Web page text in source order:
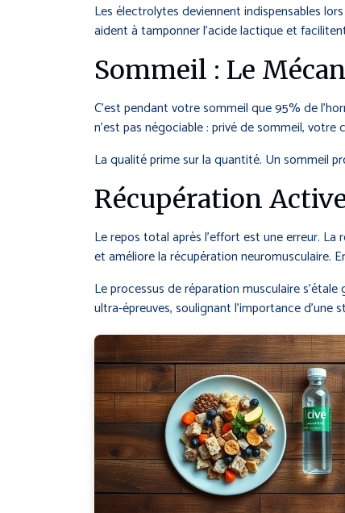
Les électrolytes deviennent indispensables
aident à tamponner l’acide lactique et
Sommeil : Le
C’est pendant votre sommeil que 95% de
n’est pas négociable : privé de sommeil,
La qualité prime sur la quantité. Un sommeil
Récupération
Le repos total après l’effort est une erreur.
et améliore la récupération neuromusculaire.
Le processus de réparation musculaire
ultra-épreuves, soulignant l’importance